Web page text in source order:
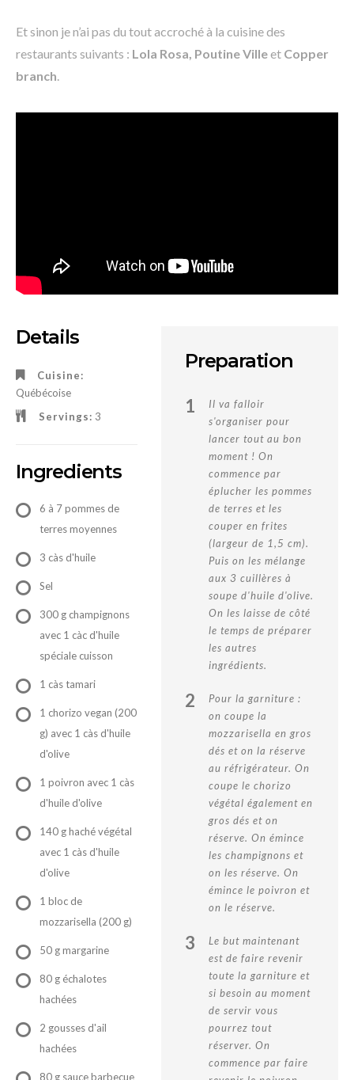
Et sinon je n’ai pas du tout accroché à la cuisine des
restaurants suivants : Lola Rosa, Poutine Villeet Copper
branch
Details
Cuisine:
Québécoise
Servings: 3
Ingredients
6 à 7 pommes de
terres moyennes
3 càs d'huile
Sel
300 g champignons
avec 1 càc d'huile
spéciale cuisson
1 càs tamari
1 chorizo vegan (200
g) avec 1 càs d'huile
d'olive
1 poivron avec 1 càs
d'huile d'olive
140 g haché végétal
avec 1 càs d'huile
d'olive
1 bloc de
mozzarisella (200 g)
50 g margarine
80 g échalotes
hachées
2 gousses d'ail
hachées
80 g sauce barbecue
Preparation
1
Il va falloir
s'organiser pour
lancer tout au bon
moment ! On
commence par
éplucher les pommes
de terres et les
couper en frites
(largeur de 1,5 cm).
Puis on les mélange
aux 3 cuillères à
soupe d'huile d'olive.
On les laisse de côté
le temps de préparer
les autres
ingrédients.
2
Pour la garniture :
on coupe la
mozzarisella en gros
dés et on la réserve
au réfrigérateur. On
coupe le chorizo
végétal également en
gros dés et on
réserve. On émince
les champignons et
on les réserve. On
émince le poivron et
on le réserve.
3
Le but maintenant
est de faire revenir
toute la garniture et
si besoin au moment
de servir vous
pourrez tout
réserver. On
commence par faire